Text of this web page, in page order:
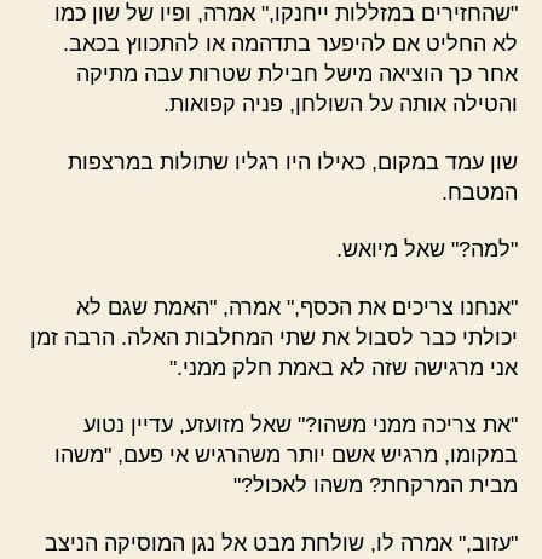
"שהחזירים במזללות ייחנקו," אמרה, ופיו של שון כמו
לא החליט אם להיפער בתדהמה או להתכווץ בכאב.
אחר כך הוציאה מישל חבילת שטרות עבה מתיקה
והטילה אותה על השולחן, פניה קפואות.
שון עמד במקום, כאילו היו רגליו שתולות במרצפות
המטבח.
"למה?" שאל מיואש.
"אנחנו צריכים את הכסף," אמרה, "האמת שגם לא
יכולתי כבר לסבול את שתי המחלבות האלה. הרבה זמן
אני מרגישה שזה לא באמת חלק ממני."
"את צריכה ממני משהו?" שאל מזועזע, עדיין נטוע
במקומו, מרגיש אשם יותר משהרגיש אי פעם, "משהו
מבית המרקחת? משהו לאכול?"
"עזוב," אמרה לו, שולחת מבט אל נגן המוסיקה הניצב